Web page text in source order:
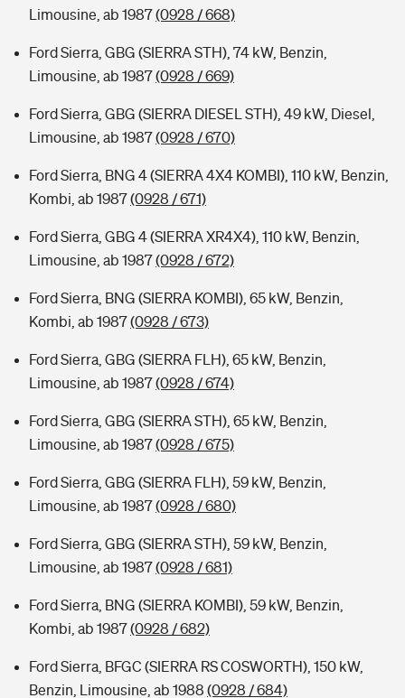
Limousine, ab 1987(0928 / 668)
Ford Sierra, GBG (SIERRA STH), 74 kW, Benzin,
Limousine, ab 1987(0928 / 669)
Ford Sierra, GBG (SIERRA DIESEL STH), 49 kW, Diesel,
Limousine, ab 1987(0928 / 670)
Ford Sierra, BNG 4 (SIERRA 4X4 KOMBI), 110 kW, Benzin,
Kombi, ab 1987(0928 / 671)
Ford Sierra, GBG 4 (SIERRA XR4X4), 110 kW, Benzin,
Limousine, ab 1987(0928 / 672)
Ford Sierra, BNG (SIERRA KOMBI), 65 kW, Benzin,
Kombi, ab 1987(0928 / 673)
Ford Sierra, GBG (SIERRA FLH), 65 kW, Benzin,
Limousine, ab 1987(0928 / 674)
Ford Sierra, GBG (SIERRA STH), 65 kW, Benzin,
Limousine, ab 1987(0928 / 675)
Ford Sierra, GBG (SIERRA FLH), 59 kW, Benzin,
Limousine, ab 1987(0928 / 680)
Ford Sierra, GBG (SIERRA STH), 59 kW, Benzin,
Limousine, ab 1987(0928 / 681)
Ford Sierra, BNG (SIERRA KOMBI), 59 kW, Benzin,
Kombi, ab 1987(0928 / 682)
Ford Sierra, BFGC (SIERRA RS COSWORTH), 150 kW,
Benzin, Limousine, ab 1988 (0928 / 684)